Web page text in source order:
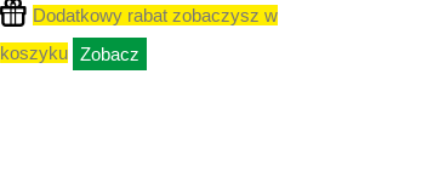
Dodatkowy rabat zobaczysz w
koszyku Zobacz